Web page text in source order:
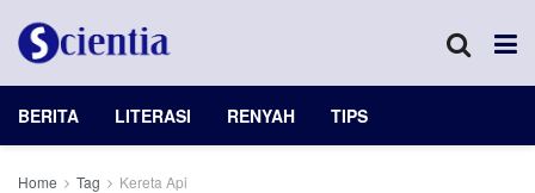
BERITA LITERASI RENYAH TIPS
Home Tag Kereta Api